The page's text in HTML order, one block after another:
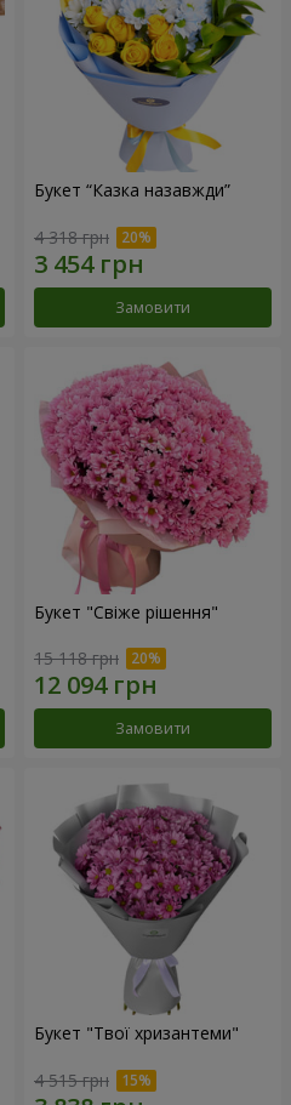
Букет “Казка назавжди”
4 318 грн
Замовити
Букет "Свіже рішення"
15 118 грн
Замовити
Букет "Твої хризантеми"
4 515 грн